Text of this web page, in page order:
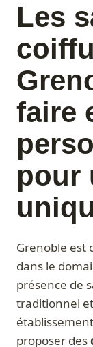
Les
faire
pour
Grenoble est
dans le
présence de
traditionnel
proposer des